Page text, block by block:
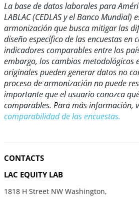
La base de datos laborales para
LABLAC (CEDLAS y el Banco Mundial)
armonización que busca mitigar las
diseño específico de las encuestas en
indicadores comparables entre los
embargo, los cambios metodológicos
originales pueden generar datos no
proceso de armonización no puede
importante que el usuario conozca
comparables. Para más información,
comparabilidad de las encuestas.
CONTACTS
LAC EQUITY LAB
1818 H Street NW Washington,